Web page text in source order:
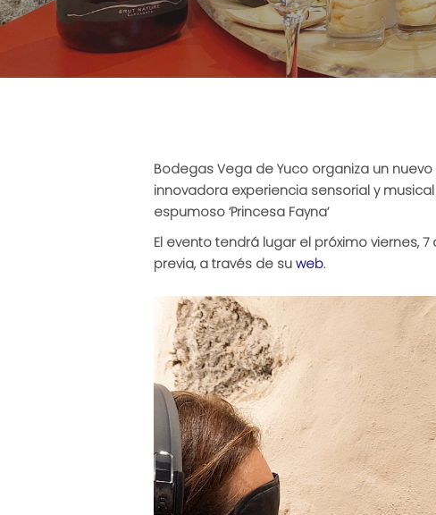
Bodegas Vega de Yuco organiza un
innovadora experiencia sensorial y
espumoso ‘Princesa Fayna’
El evento tendrá lugar el próximo viernes,
previa, a través de suweb.